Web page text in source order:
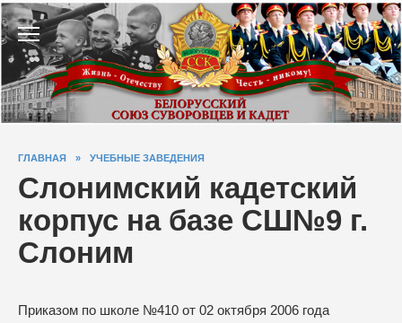
Перейти
к
содержанию
ГЛАВНАЯ » УЧЕБНЫЕ ЗАВЕДЕНИЯ
Слонимский кадетский
корпус на базе СШ№9 г.
Слоним
Приказом по школе №410 от 02 октября 2006 года